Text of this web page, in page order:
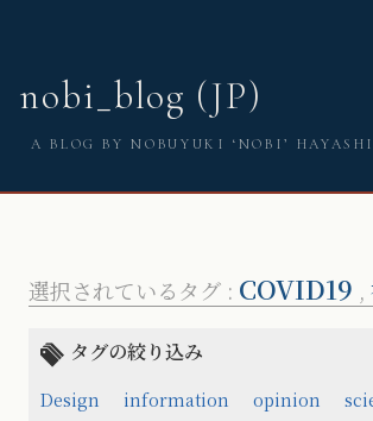
nobi_blog (JP)
A BLOG BY NOBUYUKI ‘NOBI’ HAYASHI
選択されているタグ : COVID19 ,
タグの絞り込み
Design information opinion